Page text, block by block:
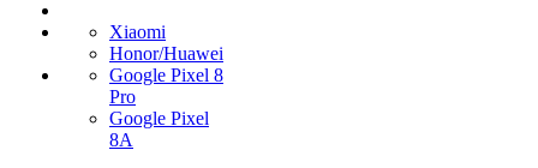
Xiaomi
Honor/Huawei
Google Pixel 8
Pro
Google Pixel
8A